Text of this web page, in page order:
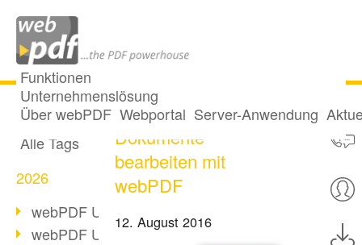
Funktionen
Unternehmenslösung
Über webPDF Webportal Server-Anwendung
Alle Beiträge
Alle Tags
2026
webPDF Update 10.0.5
webPDF Update 10.0.4
How-to: PDF
Dokumente
bearbeiten mit
webPDF
12. August 2016